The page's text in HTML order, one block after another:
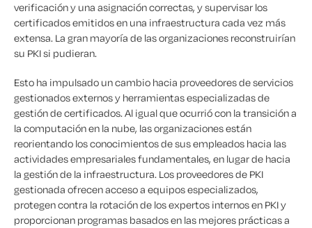
verificación y una asignación correctas, y supervisar los
certificados emitidos en una infraestructura cada vez más
extensa. La gran mayoría de las organizaciones reconstruirían
su PKI si pudieran.
Esto ha impulsado un cambio hacia proveedores de servicios
gestionados externos y herramientas especializadas de
gestión de certificados. Al igual que ocurrió con la transición a
la computación en la nube, las organizaciones están
reorientando los conocimientos de sus empleados hacia las
actividades empresariales fundamentales, en lugar de hacia
la gestión de la infraestructura. Los proveedores de PKI
gestionada ofrecen acceso a equipos especializados,
protegen contra la rotación de los expertos internos en PKI y
proporcionan programas basados en las mejores prácticas a